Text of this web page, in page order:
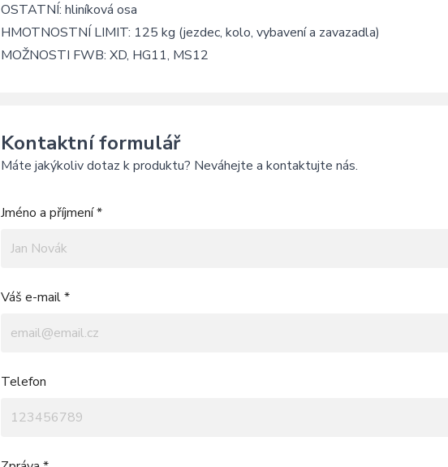
OSTATNÍ: hliníková osa
HMOTNOSTNÍ LIMIT: 125 kg (jezdec, kolo, vybavení a zavazadla)
MOŽNOSTI FWB: XD, HG11, MS12
Kontaktní formulář
Máte jakýkoliv dotaz k produktu? Neváhejte a kontaktujte nás.
Jméno a příjmení *
Váš e-mail *
Telefon